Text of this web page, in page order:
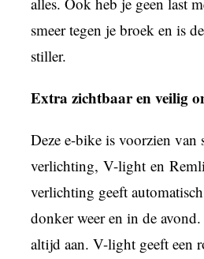
smeer tegen je broek en is
stiller.
Extra zichtbaar en veilig
Deze e-bike is voorzien
verlichting, V-light en
verlichting geeft
donker weer en in de
altijd aan. V-light geeft een